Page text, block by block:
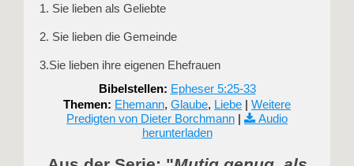
1. Sie lieben als Geliebte
2. Sie lieben die Gemeinde
3.Sie lieben ihre eigenen Ehefrauen
Bibelstellen: Epheser 5:25-33
Themen: Ehemann, Glaube, Liebe | Weitere
Predigten von Dieter Borchmann |
Audio
herunterladen